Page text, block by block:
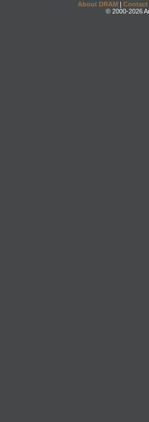
About DRAM | Contact
© 2000-2026